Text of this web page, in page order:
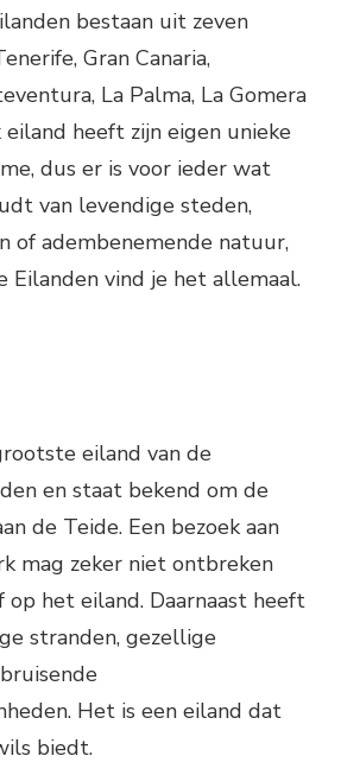
bestaan uit zeven
Gran Canaria,
La Palma, La Gomera
heeft zijn eigen unieke
dus er is voor ieder wat
van levendige steden,
of adembenemende natuur,
Eilanden vind je het allemaal.
eiland van de
en staat bekend om de
de Teide. Een bezoek aan
mag zeker niet ontbreken
het eiland. Daarnaast heeft
stranden, gezellige
Het is een eiland dat
biedt.